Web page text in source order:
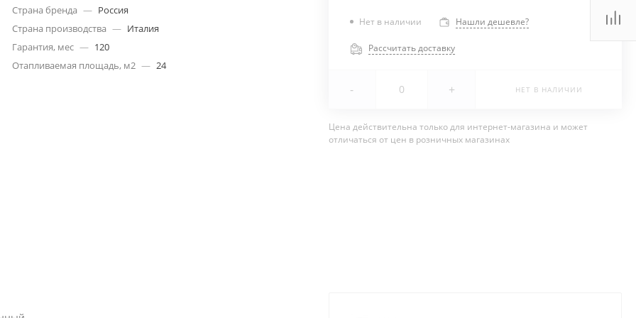
Страна бренда — Россия
Страна производства — Италия
Гарантия, мес — 120
Отапливаемая площадь, м2 — 24
Нет в наличии Нашли дешевле?
Рассчитать доставку
- + НЕТ В НАЛИЧИИ
Цена действительна только для интернет-магазина и может
отличаться от цен в розничных магазинах